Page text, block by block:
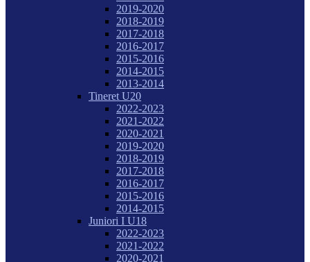
2019-2020
2018-2019
2017-2018
2016-2017
2015-2016
2014-2015
2013-2014
Tineret U20
2022-2023
2021-2022
2020-2021
2019-2020
2018-2019
2017-2018
2016-2017
2015-2016
2014-2015
Juniori I U18
2022-2023
2021-2022
2020-2021